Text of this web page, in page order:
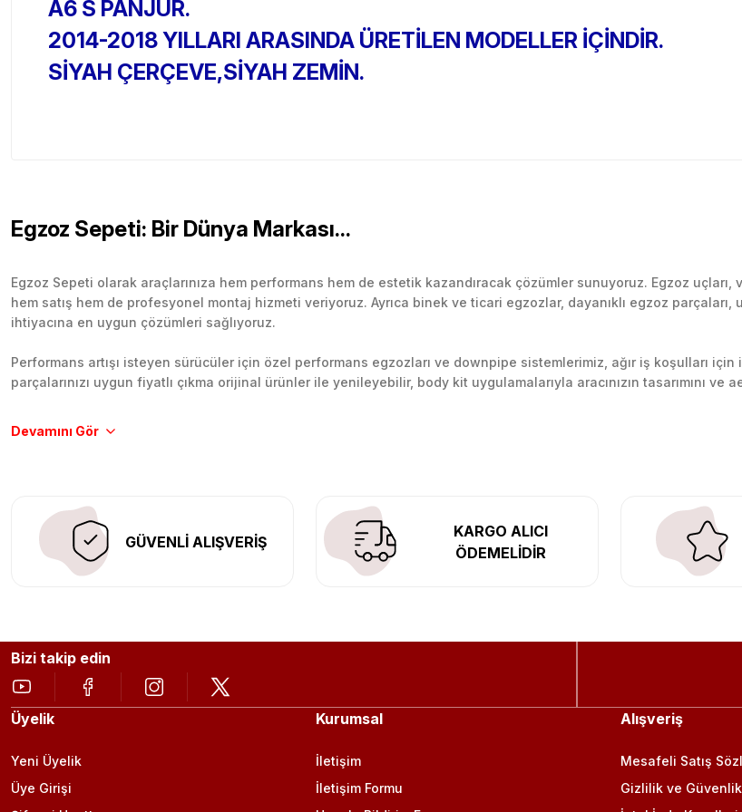
A6 S PANJUR.
2014-2018 YILLARI ARASINDA ÜRETİLEN MODELLER İÇİNDİR.
SİYAH ÇERÇEVE,SİYAH ZEMİN.
Yorum Yaz
Egzoz Sepeti: Bir Dünya Markası...
Egzoz Sepeti olarak araçlarınıza hem performans hem de estetik kazandıracak çözümler sunuyoruz. Egzoz
hem satış hem de profesyonel montaj hizmeti veriyoruz. Ayrıca binek ve ticari egzozlar, dayanıklı egzoz
ihtiyacına en uygun çözümleri sağlıyoruz.
Performans artışı isteyen sürücüler için özel performans egzozları ve downpipe sistemlerimiz, ağır iş koşulları için
parçalarınızı uygun fiyatlı çıkma orijinal ürünler ile yenileyebilir, body kit uygulamalarıyla aracınızın tasarımını
Tüm ürünlerimiz orijinal, dayanıklı ve uzun ömürlüdür. İstanbul’daki montaj merkezimizde profesyonel montaj
GÜVENLİ ALIŞVERİŞ
KARGO ALICI
ÖDEMELİDİR
Bizi takip edin
Üyelik
Yeni Üyelik
Üye Girişi
Kurumsal
İletişim
İletişim Formu
Alışveriş
Mesafeli Satış
Gizlilik ve Güvenlik